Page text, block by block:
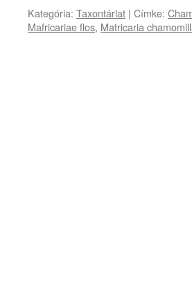
Kategória: Taxontárlat | Címke:
Mafricariae flos, Matricaria